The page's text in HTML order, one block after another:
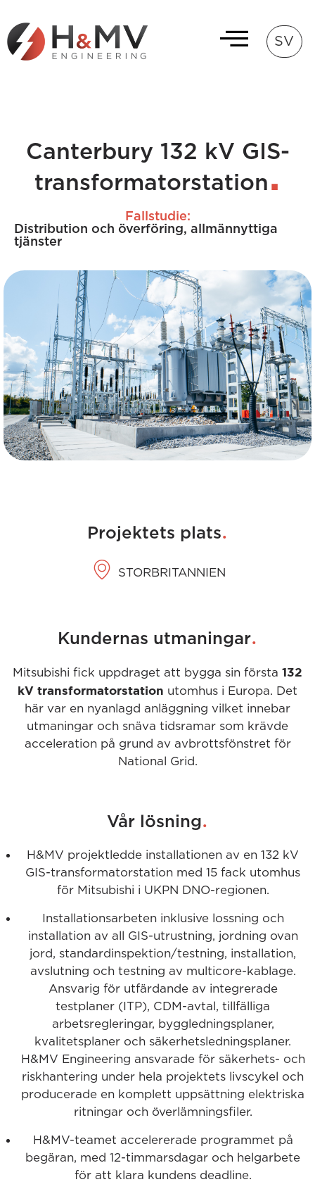
SV
Canterbury 132 kV GIS-
transformatorstation
Fallstudie:
Distribution och överföring, allmännyttiga
tjänster
Projektets plats.
STORBRITANNIEN
Kundernas utmaningar.
Mitsubishi fick uppdraget att bygga sin första 132
kV transformatorstation utomhus i Europa. Det
här var en nyanlagd anläggning vilket innebar
utmaningar och snäva tidsramar som krävde
acceleration på grund av avbrottsfönstret för
National Grid.
Vår lösning.
H&MV projektledde installationen av en 132 kV
GIS-transformatorstation med 15 fack utomhus
för Mitsubishi i UKPN DNO-regionen.
Installationsarbeten inklusive lossning och
installation av all GIS-utrustning, jordning ovan
jord, standardinspektion/testning, installation,
avslutning och testning av multicore-kablage.
Ansvarig för utfärdande av integrerade
testplaner (ITP), CDM-avtal, tillfälliga
arbetsregleringar, byggledningsplaner,
kvalitetsplaner och säkerhetsledningsplaner.
H&MV Engineering ansvarade för säkerhets- och
riskhantering under hela projektets livscykel och
producerade en komplett uppsättning elektriska
ritningar och överlämningsfiler.
H&MV-teamet accelererade programmet på
begäran, med 12-timmarsdagar och helgarbete
för att klara kundens deadline.